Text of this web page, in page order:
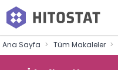
Ana Sayfa Tüm Makaleler